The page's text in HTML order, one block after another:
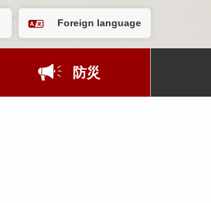
Foreign language
防災